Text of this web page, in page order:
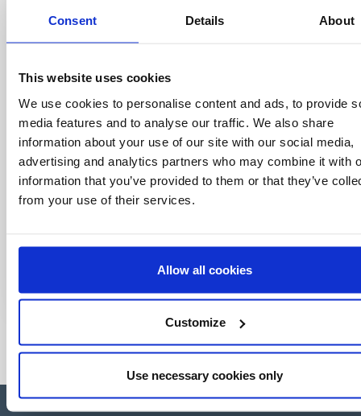
Consent Details About
This website uses cookies
We use cookies to personalise content and ads, to provide
media features and to analyse our traffic. We also share
information about your use of our site with our social media,
advertising and analytics partners who may combine it with
information that you’ve provided to them or that they’ve
from your use of their services.
Allow all cookies
Customize
Use necessary cookies only
à savoir
Offres spéciales, événements et nouvelles du